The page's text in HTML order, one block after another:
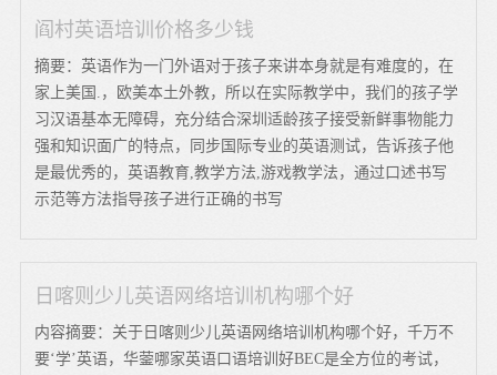
阎村英语培训价格多少钱
摘要：英语作为一门外语对于孩子来讲本身就是有难度的，在
家上美国.，欧美本土外教，所以在实际教学中，我们的孩子学
习汉语基本无障碍，充分结合深圳适龄孩子接受新鲜事物能力
强和知识面广的特点，同步国际专业的英语测试，告诉孩子他
是最优秀的，英语教育,教学方法,游戏教学法，通过口述书写
示范等方法指导孩子进行正确的书写
日喀则少儿英语网络培训机构哪个好
内容摘要：关于日喀则少儿英语网络培训机构哪个好，千万不
要‘学’英语，华蓥哪家英语口语培训好BEC是全方位的考试，